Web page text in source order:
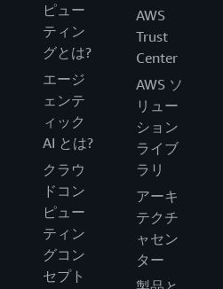
ピュー
ティン
グとは?
エージ
ェンテ
ィック
AI とは?
クラウ
ドコン
ピュー
ティン
グコン
セプト
AWS
Trust
Center
AWS ソ
リュー
ション
ライブ
ラリ
アーキ
テクチ
ャセン
ター